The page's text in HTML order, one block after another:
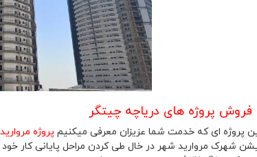
پروژه های دریاچه چیتگر
پروژه مروارید 1